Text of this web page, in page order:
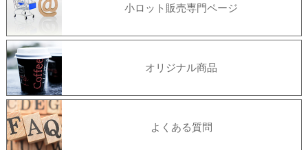
小ロット販売専門ページ
オリジナル商品
よくある質問